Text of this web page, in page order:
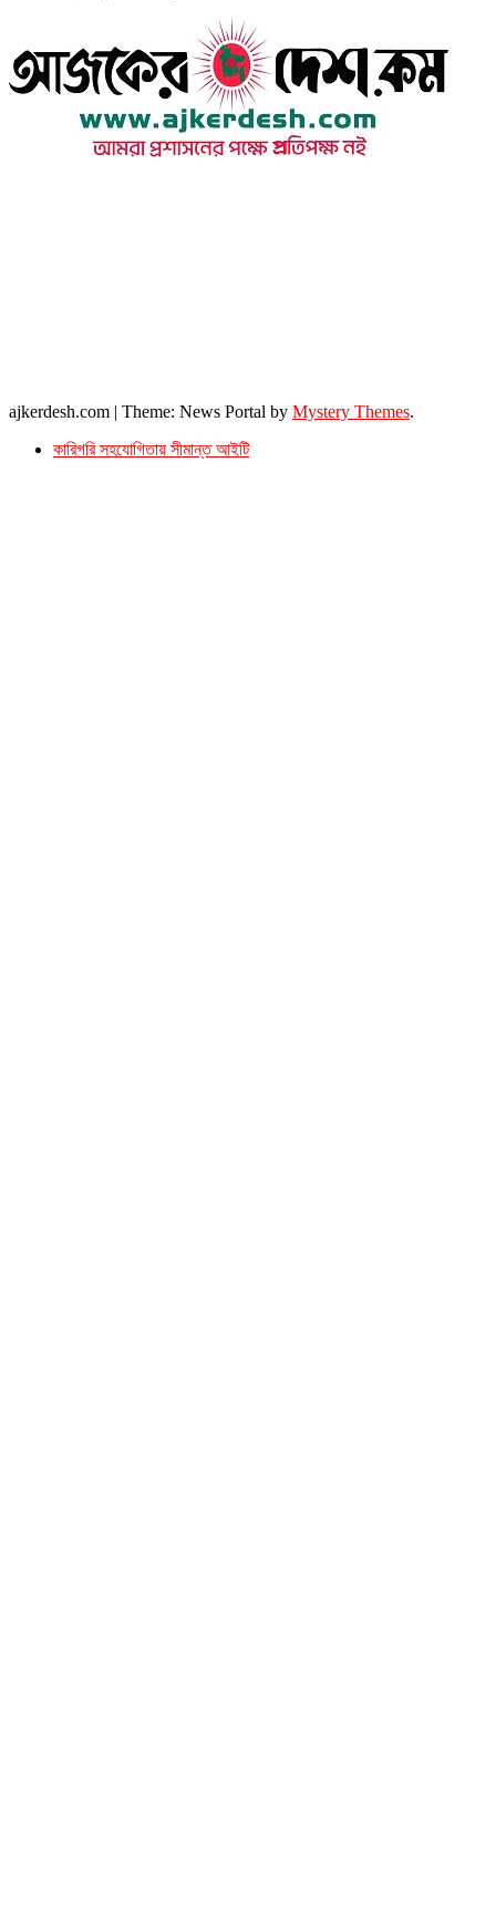
ajkerdesh.com | Theme: News Portal by Mystery Themes.
কারিগরি সহযোগিতায় সীমান্ত আইটি